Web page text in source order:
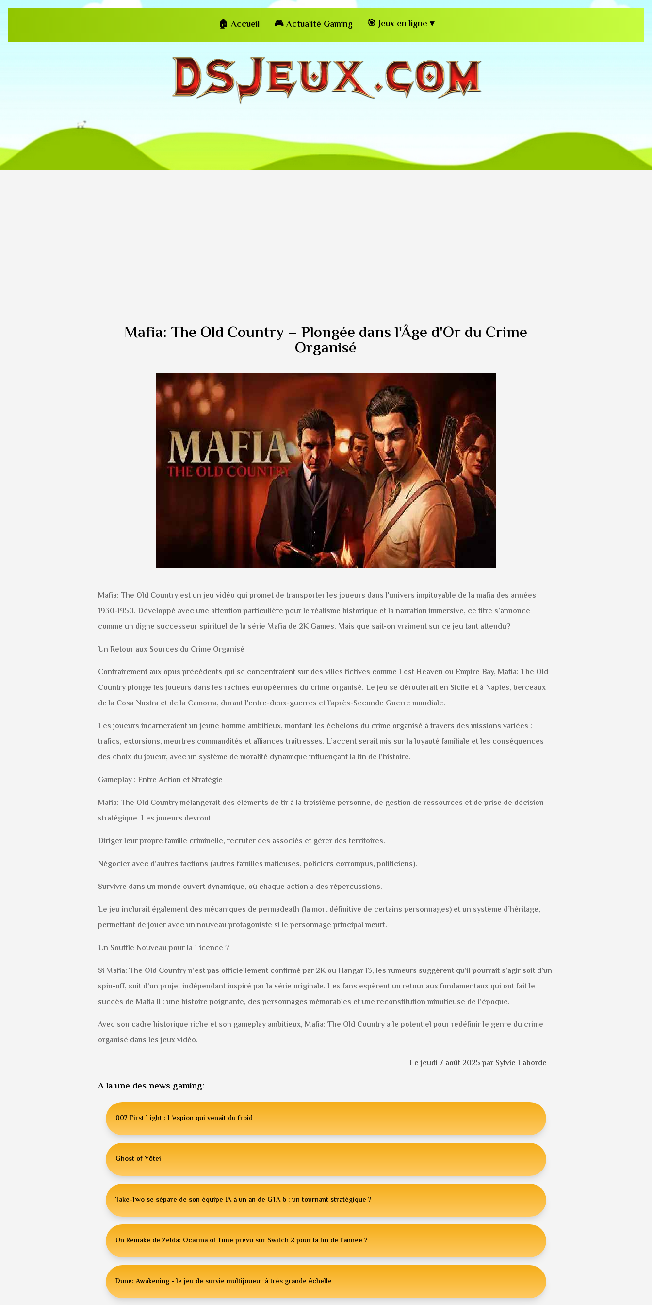
🏠 Accueil 🎮 Actualité Gaming 🎯 Jeux en ligne ▾
Mafia: The Old Country – Plongée dans l'Âge d'Or du Crime
Organisé
Mafia: The Old Country est un jeu vidéo qui promet de transporter les joueurs dans l'univers impitoyable de la mafia des années
1930-1950. Développé avec une attention particulière pour le réalisme historique et la narration immersive, ce titre s’annonce
comme un digne successeur spirituel de la série Mafia de 2K Games. Mais que sait-on vraiment sur ce jeu tant attendu?
Un Retour aux Sources du Crime Organisé
Contrairement aux opus précédents qui se concentraient sur des villes fictives comme Lost Heaven ou Empire Bay, Mafia: The Old
Country plonge les joueurs dans les racines européennes du crime organisé. Le jeu se déroulerait en Sicile et à Naples, berceaux
de la Cosa Nostra et de la Camorra, durant l'entre-deux-guerres et l'après-Seconde Guerre mondiale.
Les joueurs incarneraient un jeune homme ambitieux, montant les échelons du crime organisé à travers des missions variées :
trafics, extorsions, meurtres commandités et alliances traîtresses. L’accent serait mis sur la loyauté familiale et les conséquences
des choix du joueur, avec un système de moralité dynamique influençant la fin de l’histoire.
Gameplay : Entre Action et Stratégie
Mafia: The Old Country mélangerait des éléments de tir à la troisième personne, de gestion de ressources et de prise de décision
stratégique. Les joueurs devront:
Diriger leur propre famille criminelle, recruter des associés et gérer des territoires.
Négocier avec d’autres factions (autres familles mafieuses, policiers corrompus, politiciens).
Survivre dans un monde ouvert dynamique, où chaque action a des répercussions.
Le jeu inclurait également des mécaniques de permadeath (la mort définitive de certains personnages) et un système d’héritage,
permettant de jouer avec un nouveau protagoniste si le personnage principal meurt.
Un Souffle Nouveau pour la Licence ?
Si Mafia: The Old Country n’est pas officiellement confirmé par 2K ou Hangar 13, les rumeurs suggèrent qu’il pourrait s’agir soit d’un
spin-off, soit d’un projet indépendant inspiré par la série originale. Les fans espèrent un retour aux fondamentaux qui ont fait le
succès de Mafia II : une histoire poignante, des personnages mémorables et une reconstitution minutieuse de l’époque.
Avec son cadre historique riche et son gameplay ambitieux, Mafia: The Old Country a le potentiel pour redéfinir le genre du crime
organisé dans les jeux vidéo.
Le jeudi 7 août 2025 par Sylvie Laborde
A la une des news gaming:
007 First Light : L’espion qui venait du froid
Ghost of Yōtei
Take-Two se sépare de son équipe IA à un an de GTA 6 : un tournant stratégique ?
Un Remake de Zelda: Ocarina of Time prévu sur Switch 2 pour la fin de l’année ?
Dune: Awakening - le jeu de survie multijoueur à très grande échelle